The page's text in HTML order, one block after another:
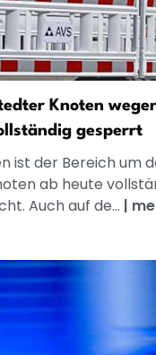
Knoten
gesperrt
ist der Bereich um
ab heute
Auch auf de... |